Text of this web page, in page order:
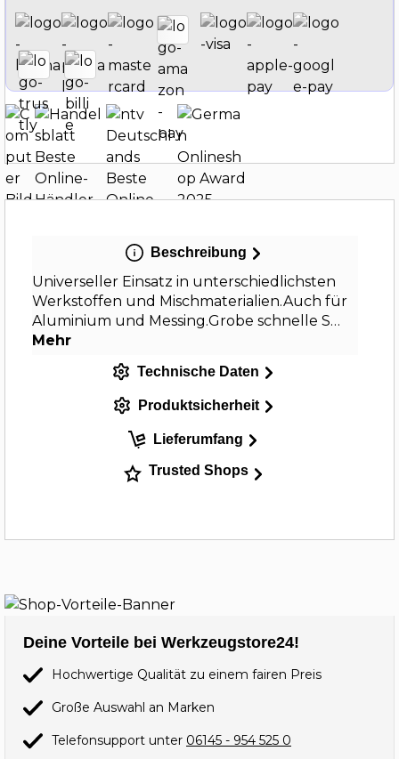
Beschreibung
Universeller Einsatz in unterschiedlichsten
Werkstoffen und Mischmaterialien.Auch für
Aluminium und Messing.Grobe schnelle S…
Mehr
Technische Daten
Produktsicherheit
Lieferumfang
Trusted Shops
Deine Vorteile bei Werkzeugstore24!
Hochwertige Qualität zu einem fairen Preis
Große Auswahl an Marken
Telefonsupport unter 06145 - 954 525 0